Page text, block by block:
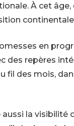
À cet
en
des repères
des mois,
la visibilité